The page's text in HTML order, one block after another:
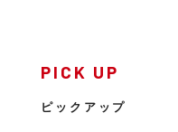
PICK UP
ピックアップ